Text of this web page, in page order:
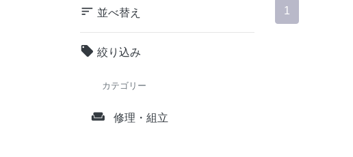
sort 並べ替え
local_offer 絞り込み
カテゴリー
weekend 修理・組立
1